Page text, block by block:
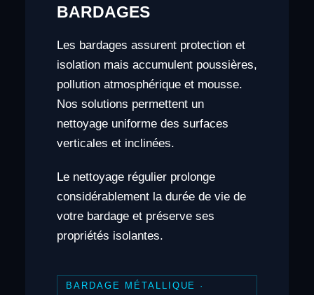
BARDAGES
Les bardages assurent protection et
isolation mais accumulent poussières,
pollution atmosphérique et mousse.
Nos solutions permettent un
nettoyage uniforme des surfaces
verticales et inclinées.
Le nettoyage régulier prolonge
considérablement la durée de vie de
votre bardage et préserve ses
propriétés isolantes.
BARDAGE MÉTALLIQUE ·